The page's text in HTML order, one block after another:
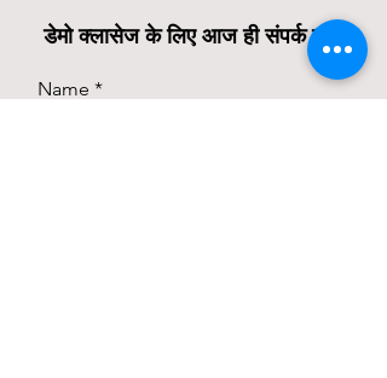
डेमो क्लासेज के लिए आज ही संपर्क करें
Name